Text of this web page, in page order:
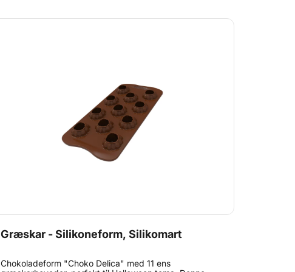
Græskar - Silikoneform, Silikomart
Chokoladeform "Choko Delica" med 11 ens